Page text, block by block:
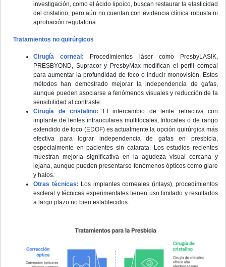
investigación, como el ácido lipoico, buscan restaurar la elasticidad
del cristalino, pero aún no cuentan con evidencia clínica robusta ni
aprobación regulatoria.
Tratamientos no quirúrgicos
Cirugía corneal: Procedimientos láser como PresbyLASIK,
PRESBYOND, Supracor y PresbyMax modifican el perfil corneal
para aumentar la profundidad de foco o inducir monovisión. Estos
métodos han demostrado mejorar la independencia de gafas,
aunque pueden asociarse a fenómenos visuales y reducción de la
sensibilidad al contraste.
Cirugía de cristalino: El intercambio de lente refractiva con
implante de lentes intraoculares multifocales, trifocales o de rango
extendido de foco (EDOF) es actualmente la opción quirúrgica más
efectiva para lograr independencia de gafas en presbicia,
especialmente en pacientes sin catarata. Los estudios recientes
muestran mejoría significativa en la agudeza visual cercana y
lejana, aunque pueden presentarse fenómenos ópticos como glare
y halos.
Otras técnicas: Los implantes corneales (inlays), procedimientos
escleral y técnicas experimentales tienen uso limitado y resultados
a largo plazo no bien establecidos.